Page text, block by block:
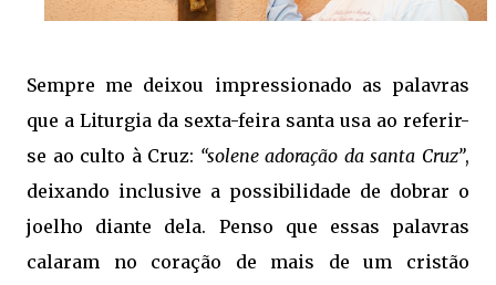
Sempre me deixou impressionado as palavras
que a Liturgia da sexta-feira santa usa ao referir-
se ao culto à Cruz: “solene adoração da santa Cruz”,
deixando inclusive a possibilidade de dobrar o
joelho diante dela. Penso que essas palavras
calaram no coração de mais de um cristão